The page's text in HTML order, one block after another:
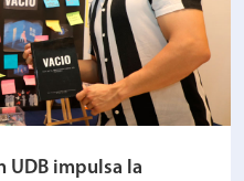
UDB impulsa la